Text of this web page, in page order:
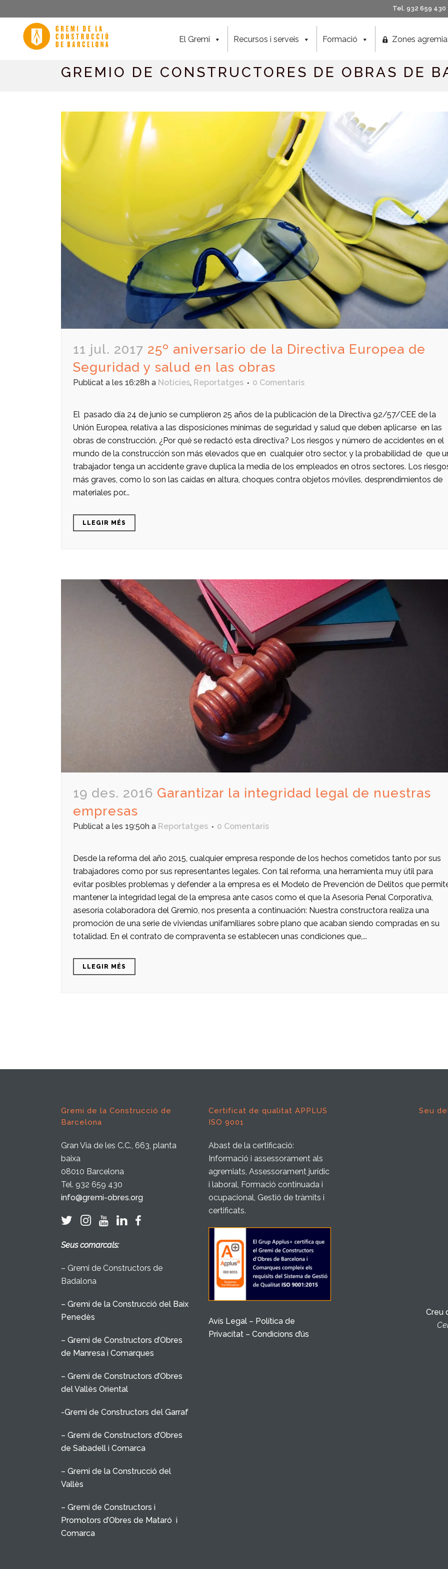
Tel. 932 659 430
El Gremi Recursos i serveis Formació Zones
GREMIO DE CONSTRUCTORES DE OBRAS DE
11 jul. 2017 25º aniversario de la Directiva Europea de
Seguridad y salud en las obras
Publicat a les 16:28h a Notícies, Reportatges 0 Comentaris
El pasado día 24 de junio se cumplieron 25 años de la publicación de la Directiva 92/57/CEE de la
Unión Europea, relativa a las disposiciones mínimas de seguridad y salud que deben aplicarse en las
obras de construcción. ¿Por qué se redactó esta directiva? Los riesgos y número de accidentes en el
mundo de la construcción son más elevados que en cualquier otro sector, y la probabilidad de que
trabajador tenga un accidente grave duplica la media de los empleados en otros sectores. Los
más graves, como lo son las caídas en altura, choques contra objetos móviles, desprendimientos de
materiales por...
LLEGIR MÉS
19 des. 2016 Garantizar la integridad legal de nuestras
empresas
Publicat a les 19:50h a Reportatges 0 Comentaris
Desde la reforma del año 2015, cualquier empresa responde de los hechos cometidos tanto por sus
trabajadores como por sus representantes legales. Con tal reforma, una herramienta muy útil para
evitar posibles problemas y defender a la empresa es el Modelo de Prevención de Delitos que
mantener la integridad legal de la empresa ante casos como el que la Asesoría Penal Corporativa,
asesoría colaboradora del Gremi0, nos presenta a continuación: Nuestra constructora realiza una
promoción de una serie de viviendas unifamiliares sobre plano que acaban siendo compradas en su
totalidad. En el contrato de compraventa se establecen unas condiciones que,...
LLEGIR MÉS
Gremi de la Construcció de
Barcelona
Gran Via de les C.C., 663, planta
baixa
08010 Barcelona
Tel. 932 659 430
info@gremi-obres.org
Seus comarcals:
– Gremi de Constructors de
Badalona
– Gremi de la Construcció del Baix
Penedès
– Gremi de Constructors d’Obres
de Manresa i Comarques
– Gremi de Constructors d’Obres
del Vallès Oriental
-Gremi de Constructors del Garraf
– Gremi de Constructors d’Obres
de Sabadell i Comarca
– Gremi de la Construcció del
Vallès
– Gremi de Constructors i
Promotors d’Obres de Mataró i
Comarca
Certificat de qualitat APPLUS
ISO 9001
Abast de la certificació:
Informació i assessorament als
agremiats, Assessorament jurídic
i laboral, Formació continuada i
ocupacional, Gestió de tràmits i
certificats.
Avís Legal – Política de
Privacitat – Condicions d’ús
Seu
Creu